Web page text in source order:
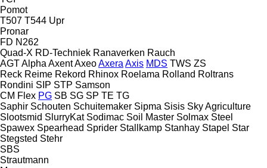
Pomot
T507 T544 Upr
Pronar
FD N262
Quad-X RD-Techniek Ranaverken Rauch
AGTAlpha AxentAxeoAxera Axis MDS TWS ZS
Reck Reime Rekord Rhinox Roelama Rolland Roltrans
Rondini SIP STP Samson
CM Flex PG SB SG SP TE TG
Saphir Schouten Schuitemaker Sipma Sisis Sky Agriculture
Slootsmid SlurryKat Sodimac Soil Master Solmax Steel
Spawex Spearhead Sprider Stallkamp Stanhay Stapel Star
Stegsted Stehr
SBS
Strautmann